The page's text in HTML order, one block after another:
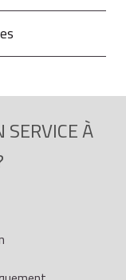
SERVICE À